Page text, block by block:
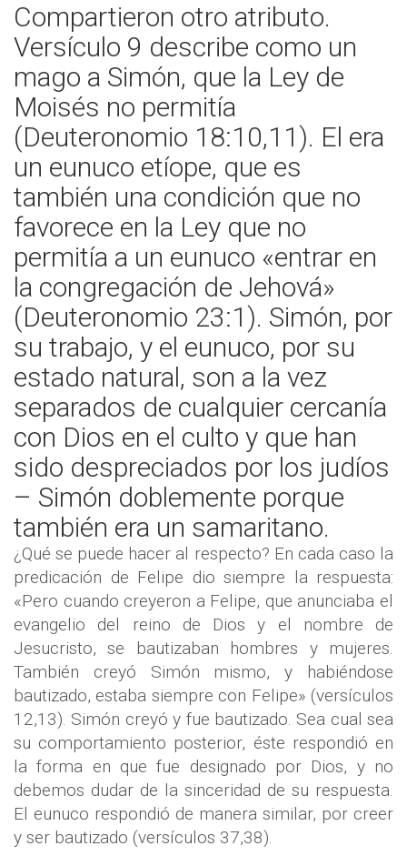
Compartieron otro atributo.
Versículo 9 describe como un
mago a Simón, que la Ley de
Moisés no permitía
(Deuteronomio 18:10,11). El era
un eunuco etíope, que es
también una condición que no
favorece en la Ley que no
permitía a un eunuco «entrar en
la congregación de Jehová»
(Deuteronomio 23:1). Simón, por
su trabajo, y el eunuco, por su
estado natural, son a la vez
separados de cualquier cercanía
con Dios en el culto y que han
sido despreciados por los judíos
– Simón doblemente porque
también era un samaritano.
¿Qué se puede hacer al respecto? En cada caso la
predicación de Felipe dio siempre la respuesta:
«Pero cuando creyeron a Felipe, que anunciaba el
evangelio del reino de Dios y el nombre de
Jesucristo, se bautizaban hombres y mujeres.
También creyó Simón mismo, y habiéndose
bautizado, estaba siempre con Felipe» (versículos
12,13). Simón creyó y fue bautizado. Sea cual sea
su comportamiento posterior, éste respondió en
la forma en que fue designado por Dios, y no
debemos dudar de la sinceridad de su respuesta.
El eunuco respondió de manera similar, por creer
y ser bautizado (versículos 37,38).